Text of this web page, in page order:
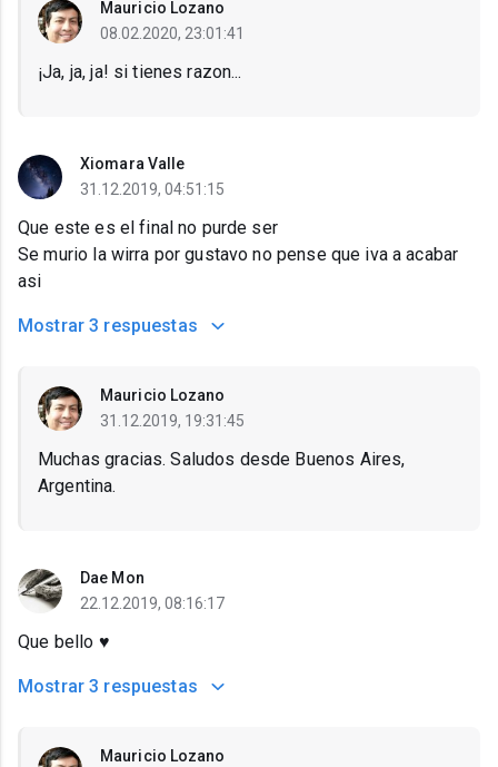
Mauricio Lozano
08.02.2020, 23:01:41
¡Ja, ja, ja! si tienes razon...
Xiomara Valle
31.12.2019, 04:51:15
Que este es el final no purde ser
Se murio la wirra por gustavo no pense que iva a acabar
asi
Mostrar 3 respuestas
Mauricio Lozano
31.12.2019, 19:31:45
Muchas gracias. Saludos desde Buenos Aires,
Argentina.
Dae Mon
22.12.2019, 08:16:17
Que bello ♥️
Mostrar 3 respuestas
Mauricio Lozano